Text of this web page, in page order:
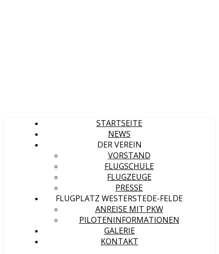
STARTSEITE
NEWS
DER VEREIN
VORSTAND
FLUGSCHULE
FLUGZEUGE
PRESSE
FLUGPLATZ WESTERSTEDE-FELDE
ANREISE MIT PKW
PILOTENINFORMATIONEN
GALERIE
KONTAKT